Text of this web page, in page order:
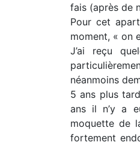
fais (après de
Pour cet
moment, « on
J’ai reçu
néanmoins
5 ans plus
ans il n’y a
moquette de
fortement